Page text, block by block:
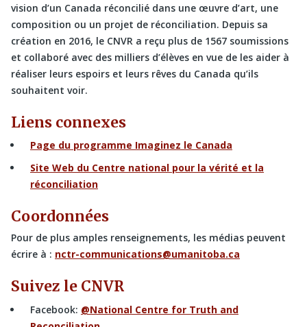
vision d’un Canada réconcilié dans une œuvre d’art, une
composition ou un projet de réconciliation. Depuis sa
création en 2016, le CNVR a reçu plus de 1567 soumissions
et collaboré avec des milliers d’élèves en vue de les aider à
réaliser leurs espoirs et leurs rêves du Canada qu’ils
souhaitent voir.
Liens connexes
Page du programme Imaginez le Canada
Site Web du Centre national pour la vérité et la
réconciliation
Coordonnées
Pour de plus amples renseignements, les médias peuvent
écrire à : nctr-communications@umanitoba.ca
Suivez le CNVR
Facebook: @National Centre for Truth and